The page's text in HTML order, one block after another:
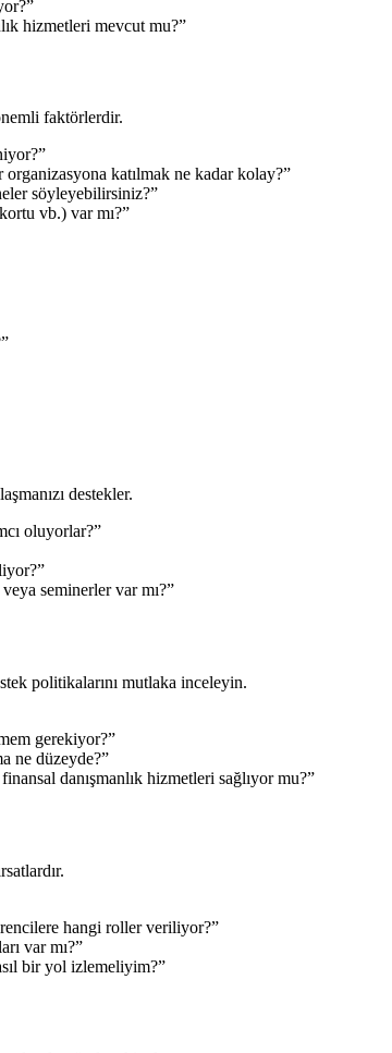
hizmetleri mevcut mu?”
faktörlerdir.
katılmak ne kadar kolay?”
söyleyebilirsiniz?”
vb.) var mı?”
destekler.
oluyorlar?”
seminerler var mı?”
politikalarını mutlaka inceleyin.
gerekiyor?”
ne düzeyde?”
danışmanlık hizmetleri sağlıyor mu?”
hangi roller veriliyor?”
var mı?”
bir yol izlemeliyim?”